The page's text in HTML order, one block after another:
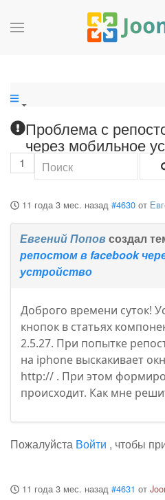
Проблема с
через мобильное
1
11 года 3 мес. назад #4630 от
Евгений Поповсоздал
репостом в facebook
устройство
Доброго времени суток!
кнопок в статьях
2.5.27. При попытке
на iphone выскакивает
http:// . При этом
происходит. Как мне
Пожалуйста Войти , чтобы
11 года 3 мес. назад #4631 от